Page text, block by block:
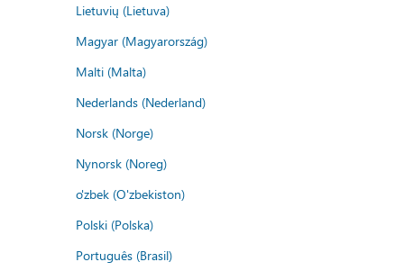
Lietuvių (Lietuva)
Magyar (Magyarország)
Malti (Malta)
Nederlands (Nederland)
Norsk (Norge)
Nynorsk (Noreg)
o'zbek (O'zbekiston)
Polski (Polska)
Português (Brasil)